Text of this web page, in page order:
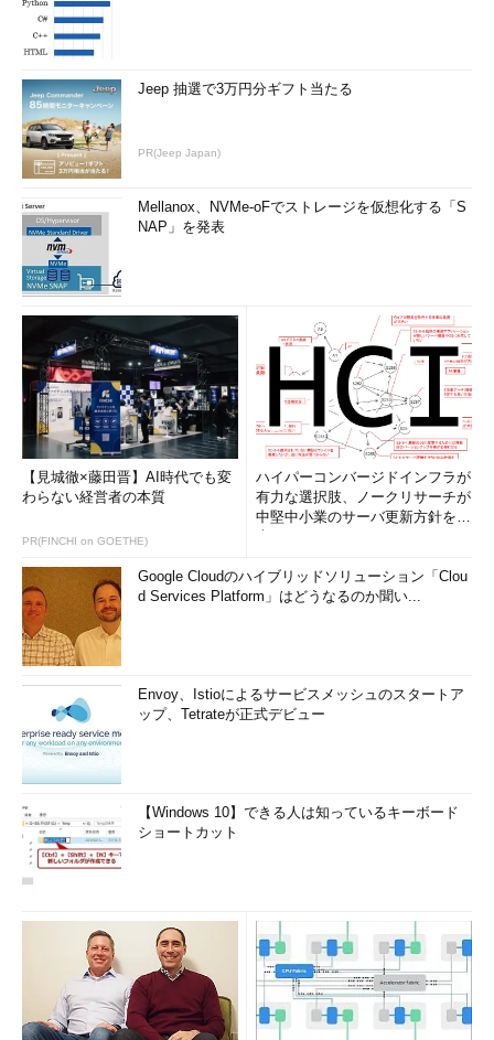
Jeep 抽選で3万円分ギフト当たる
PR(Jeep Japan)
Mellanox、NVMe-oFでストレージを仮想化する「S
NAP」を発表
【見城徹×藤田晋】AI時代でも変
わらない経営者の本質
PR(FINCHI on GOETHE)
ハイパーコンバージドインフラが
有力な選択肢、ノークリサーチが
中堅中小業のサーバ更新方針を調
Google Cloudのハイブリッドソリューション「Clou
d Services Platform」はどうなるのか聞い...
Envoy、Istioによるサービスメッシュのスタートア
ップ、Tetrateが正式デビュー
【Windows 10】できる人は知っているキーボード
ショートカット